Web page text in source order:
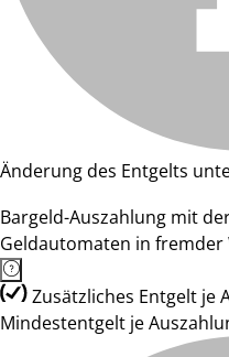
Änderung des Entgelts
Bargeld-Auszahlung mit
Geldautomaten in fremder
Zusätzliches Entgelt je
Mindestentgelt je